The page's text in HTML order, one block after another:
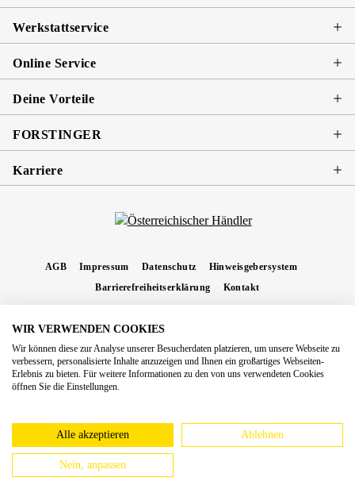
Werkstattservice
Online Service
Deine Vorteile
FORSTINGER
Karriere
AGB Impressum Datenschutz
Hinweisgebersystem
Barrierefreiheitserklärung
Kontakt
Nachnahmegebühren, wenn nicht anders angegeben.
Copyright 2026 Forstinger Österreich GmbH
Königstetter Straße 128 - 134/OG3, 3430 Tulln
europäschen Online-Streitbeilegungs-Plattform hinzuweisen: webgate.ec.europa.eu/odr
WIR VERWENDEN COOKIES
Wir können diese zur Analyse unserer Besucherdaten platzieren, um unsere Webseite zu
verbessern, personalisierte Inhalte anzuzeigen und Ihnen ein großartiges Webseiten-
Erlebnis zu bieten. Für weitere Informationen zu den von uns verwendeten Cookies
öffnen Sie die Einstellungen.
Alle akzeptieren Ablehnen
Nein, anpassen